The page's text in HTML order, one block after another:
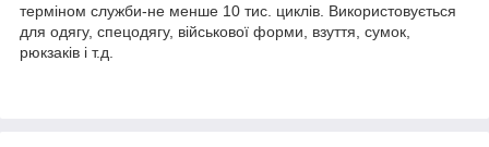
терміном служби-не менше 10 тис. циклів. Використовується
для одягу, спецодягу, військової форми, взуття, сумок,
рюкзаків і т.д.